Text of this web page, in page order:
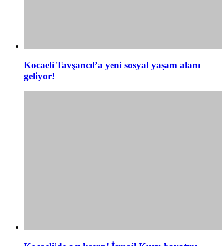
Kocaeli Tavşancıl’a yeni sosyal yaşam alanı
geliyor!